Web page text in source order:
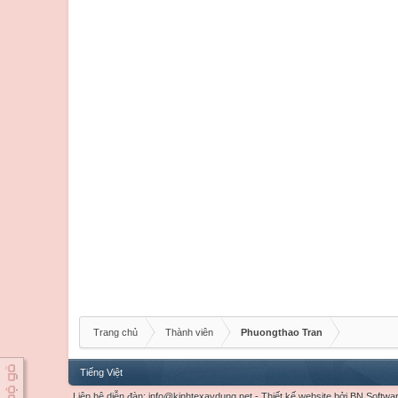
Trang chủ Thành viên Phuongthao Tran
Tiếng Việt